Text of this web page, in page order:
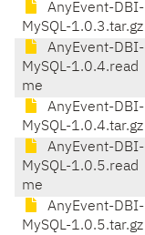
AnyEvent-DBI-
MySQL-1.0.3.tar.gz
AnyEvent-DBI-
MySQL-1.0.4.read
me
AnyEvent-DBI-
MySQL-1.0.4.tar.gz
AnyEvent-DBI-
MySQL-1.0.5.read
me
AnyEvent-DBI-
MySQL-1.0.5.tar.gz